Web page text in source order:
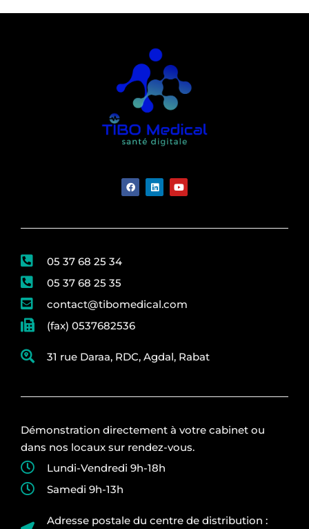
05 37 68 25 34
05 37 68 25 35
contact@tibomedical.com
(fax) 0537682536
31 rue Daraa, RDC, Agdal, Rabat
Démonstration directement à votre cabinet ou
dans nos locaux sur rendez-vous.
Lundi-Vendredi 9h-18h
Samedi 9h-13h
Adresse postale du centre de distribution :